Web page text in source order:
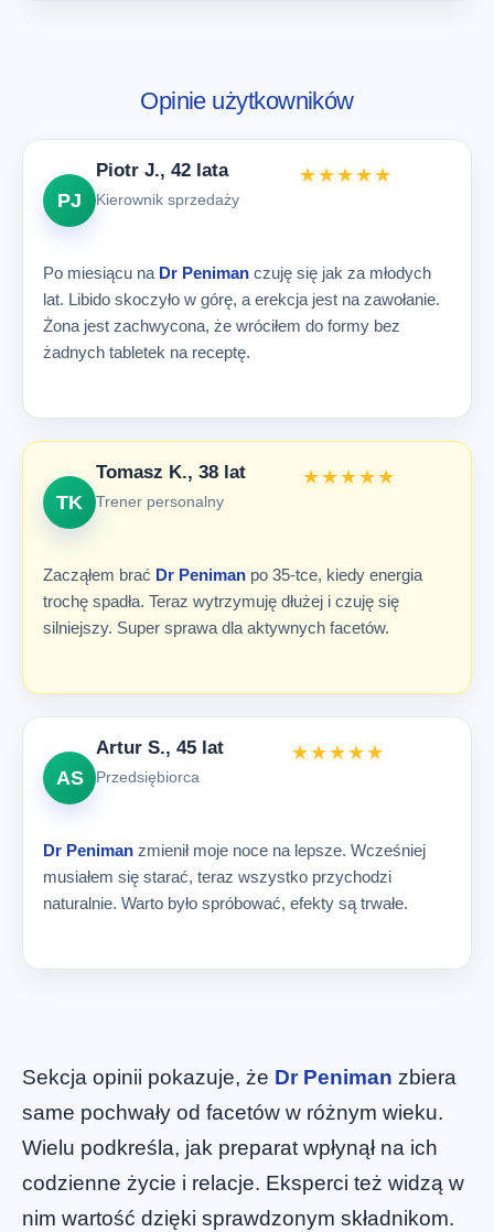
Opinie użytkowników
PJ
Piotr J., 42 lata
Kierownik sprzedaży
★★★★★
Po miesiącu na Dr Peniman czuję się jak za młodych
lat. Libido skoczyło w górę, a erekcja jest na zawołanie.
Żona jest zachwycona, że wróciłem do formy bez
żadnych tabletek na receptę.
TK
Tomasz K., 38 lat
Trener personalny
★★★★★
Zacząłem brać Dr Peniman po 35-tce, kiedy energia
trochę spadła. Teraz wytrzymuję dłużej i czuję się
silniejszy. Super sprawa dla aktywnych facetów.
AS
Artur S., 45 lat
Przedsiębiorca
★★★★★
Dr Peniman zmienił moje noce na lepsze. Wcześniej
musiałem się starać, teraz wszystko przychodzi
naturalnie. Warto było spróbować, efekty są trwałe.
Sekcja opinii pokazuje, że Dr Peniman zbiera
same pochwały od facetów w różnym wieku.
Wielu podkreśla, jak preparat wpłynął na ich
codzienne życie i relacje. Eksperci też widzą w
nim wartość dzięki sprawdzonym składnikom.